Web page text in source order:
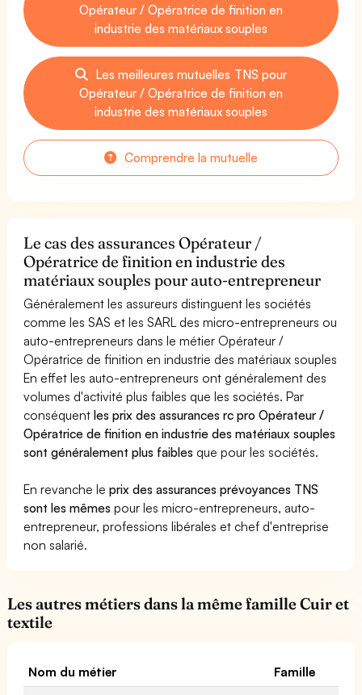
Opérateur / Opératrice de finition en
industrie des matériaux souples
Les meilleures mutuelles TNS pour
Opérateur / Opératrice de finition en
industrie des matériaux souples
Comprendre la mutuelle
Le cas des assurances Opérateur /
Opératrice de finition en industrie des
matériaux souples pour auto-entrepreneur
Généralement les assureurs distinguent les sociétés
comme les SAS et les SARL des micro-entrepreneurs ou
auto-entrepreneurs dans le métier Opérateur /
Opératrice de finition en industrie des matériaux souples
En effet les auto-entrepreneurs ont généralement des
volumes d'activité plus faibles que les sociétés. Par
conséquentles prix des assurances rc pro Opérateur /
Opératrice de finition en industrie des matériaux souples
sont généralement plus faibles que pour les sociétés.
En revanche leprix des assurances prévoyances TNS
sont les mêmes pour les micro-entrepreneurs, auto-
entrepreneur, professions libérales et chef d'entreprise
non salarié.
Les autres métiers dans la même famille Cuir et
textile
Nom du métier
Famille